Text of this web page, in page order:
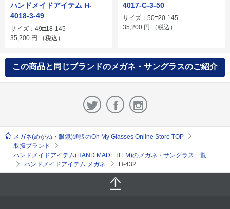
ハンドメイドアイテム H-
4018-3-49
サイズ：49□18-145
35,200 円 （税込）
4017-C-3-50
サイズ：50□20-145
35,200 円 （税込）
この商品と同じブランドのメガネ・サングラスのご紹介
メガネ(めがね・眼鏡)通販のOh My Glasses Online Store TOP
取扱ブランド
ハンドメイドアイテム(HAND MADE ITEM)のメガネ・サングラス一覧
ハンドメイドアイテム メガネ
H-432